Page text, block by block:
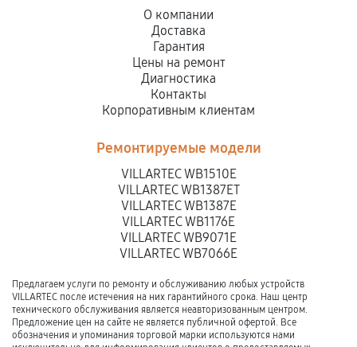
О компании
Доставка
Гарантия
Цены на ремонт
Диагностика
Контакты
Корпоративным клиентам
Ремонтируемые модели
VILLARTEC WB1510E
VILLARTEC WB1387ET
VILLARTEC WB1387E
VILLARTEC WB1176E
VILLARTEC WB9071E
VILLARTEC WB7066E
Предлагаем услуги по ремонту и обслуживанию любых устройств
VILLARTEC после истечения на них гарантийного срока. Наш центр
технического обслуживания является неавторизованным центром.
Предложение цен на сайте не является публичной офертой. Все
обозначения и упоминания торговой марки используются нами